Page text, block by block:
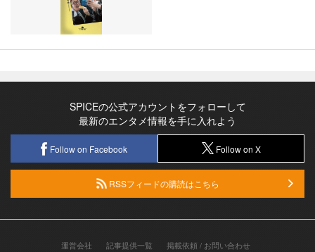
SPICEの公式アカウントをフォローして
最新のエンタメ情報を手に入れよう
Follow on Facebook Follow on X
RSSフィードの購読はこちら
運営会社 記事提供一覧 掲載依頼 / お問い合わせ